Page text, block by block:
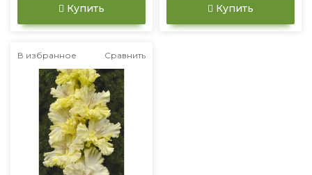
Купить Купить
В избранное Сравнить